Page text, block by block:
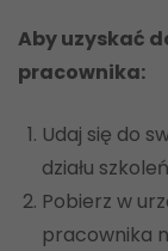
Aby uzyskać
pracownika:
Udaj się do
działu szkoleń
Pobierz w
pracownika